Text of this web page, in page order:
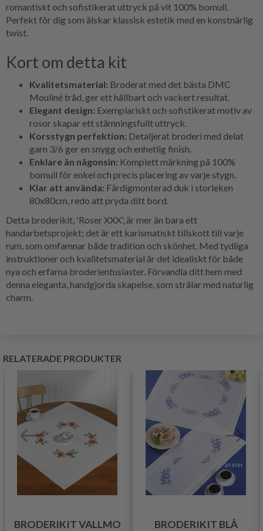
romantiskt och sofistikerat uttryck på vit 100% bomull.
Perfekt för dig som älskar klassisk estetik med en konstnärlig
twist.
Kort om detta kit
Kvalitetsmaterial: Broderat med det bästa DMC
Mouliné tråd, ger ett hållbart och vackert resultat.
Elegant design: Exemplariskt och sofistikerat motiv av
rosor skapar ett stämningsfullt uttryck.
Korsstygn perfektion: Detaljerat broderi med delat
garn 3/6 ger en snygg och enhetlig finish.
Enklare än någonsin: Komplett märkning på 100%
bomull för enkel och precis placering av varje stygn.
Klar att använda: Färdigmonterad duk i storleken
80x80cm, redo att pryda ditt bord.
Detta broderikit, 'Roser XXX', är mer än bara ett
handarbetsprojekt; det är ett karismatiskt tillskott till varje
rum, som omfamnar både tradition och skönhet. Med tydliga
instruktioner och kvalitetsmaterial är det idealiskt för både
nya och erfarna broderientusiaster. Förvandla ditt hem med
denna eleganta, handgjorda skapelse, som strålar med naturlig
charm.
RELATERADE PRODUKTER
BRODERIKIT VALLMO BRODERIKIT BLÅ